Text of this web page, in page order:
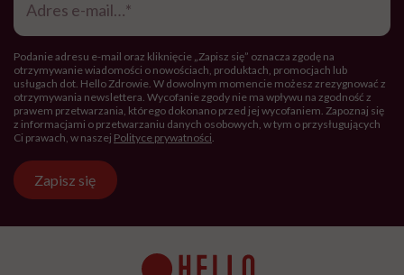
mail*
Podanie adresu e-mail oraz kliknięcie „Zapisz się” oznacza zgodę na
otrzymywanie wiadomości o nowościach, produktach, promocjach lub
usługach dot. Hello Zdrowie. W dowolnym momencie możesz zrezygnować z
otrzymywania newslettera. Wycofanie zgody nie ma wpływu na zgodność z
prawem przetwarzania, którego dokonano przed jej wycofaniem. Zapoznaj się
z informacjami o przetwarzaniu danych osobowych, w tym o przysługujących
Ci prawach, w naszej Polityce prywatności.
Zapisz się